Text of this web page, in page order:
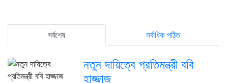
সর্বশেষ সর্বাধিক পঠিত
নতুন দায়িত্বে প্রতিমন্ত্রী ববি
হাজ্জাজ